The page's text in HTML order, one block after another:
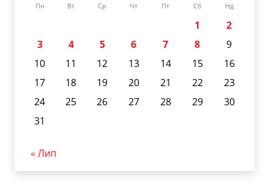
Пн Вт Ср Чт Пт Сб Нд
1
2
3
4 5 6 7 8
9
10
11 12 13 14 15
16
17
18 19 20 21 22
23
24
25 26 27 28 29
30
31
« Лип